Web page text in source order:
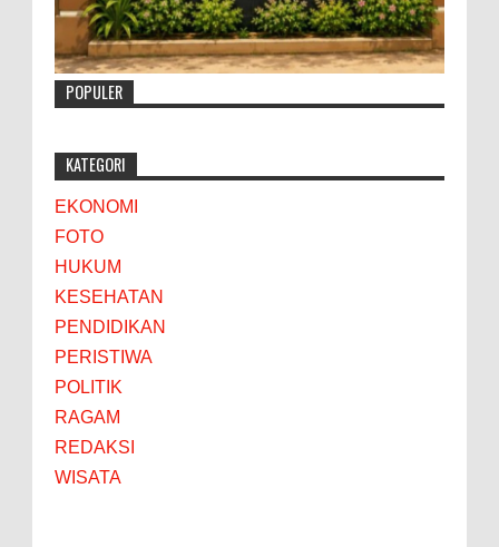
POPULER
KATEGORI
EKONOMI
FOTO
HUKUM
KESEHATAN
PENDIDIKAN
PERISTIWA
POLITIK
RAGAM
REDAKSI
WISATA